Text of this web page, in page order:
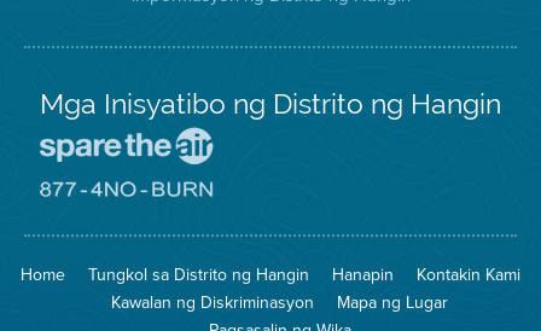
Mga Inisyatibo ng Distrito ng Hangin
Iligtas
Hangin
8774
na
Pagsunog
Home Tungkol sa Distrito ng Hangin Hanapin
Kontakin Kami
Kawalan ng Diskriminasyon
Mapa ng Lugar